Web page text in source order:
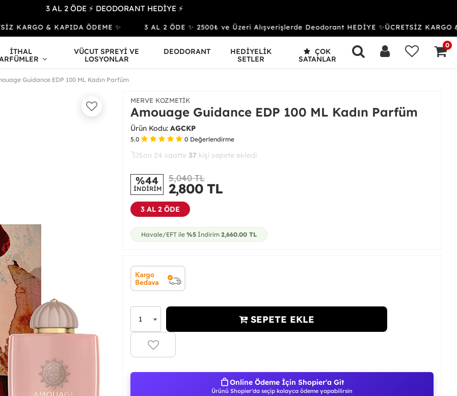
3 AL 2 ÖDE ⚡ DEODORANT HEDİYE ⚡
& KAPIDA ÖDEME ✨ 3 AL 2 ÖDE ✨ 2500₺ ve Üzeri Alışverişlerde Deodorant HEDİYE ✨ÜCRETSİZ KARGO &
İTHAL
VÜCUT SPREYİ VE
LOSYONLAR
DEODORANT
HEDİYELİK
SETLER
ÇOK
SATANLAR
0
Guidance EDP 100 ML Kadın Parfüm
MERVE KOZMETIK
Amouage Guidance EDP 100 ML Kadın Parfüm
Ürün Kodu: AGCKP
5.0 0 Değerlendirme
21 39
Son 24 saatte 16 kişi satın aldı
%44
İNDİRİM
5,040 TL
2,800 TL
3 AL 2 ÖDE
Havale/EFT ile %5 İndirim 2,660.00 TL
SEPETE EKLE
Online Ödeme İçin Shopier'a Git
Ürünü Shopier'da seçip kolayca ödeme yapabilirsin